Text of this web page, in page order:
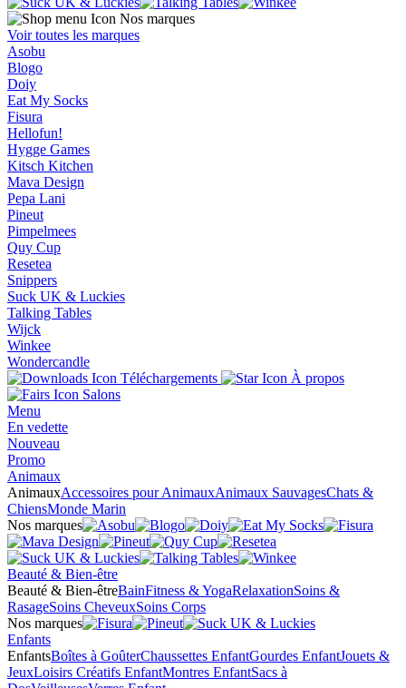
Nos marques
Voir toutes les marques
Asobu
Blogo
Doiy
Eat My Socks
Fisura
Hellofun!
Hygge Games
Kitsch Kitchen
Mava Design
Pepa Lani
Pineut
Pimpelmees
Quy Cup
Resetea
Snippers
Suck UK & Luckies
Talking Tables
Wijck
Winkee
Wondercandle
Téléchargements
À propos
Salons
Menu
En vedette
Nouveau
Promo
Animaux
AnimauxAccessoires pour AnimauxAnimaux SauvagesChats &
ChiensMonde Marin
Nos marques
Beauté & Bien-être
Beauté & Bien-êtreBainFitness & YogaRelaxationSoins &
RasageSoins CheveuxSoins Corps
Nos marques
Enfants
EnfantsBoîtes à GoûterChaussettes EnfantGourdes EnfantJouets &
JeuxLoisirs Créatifs EnfantMontres EnfantSacs à